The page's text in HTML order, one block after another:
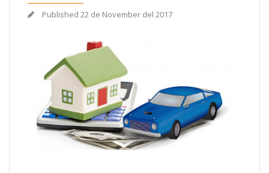
Published 22 de November del 2017